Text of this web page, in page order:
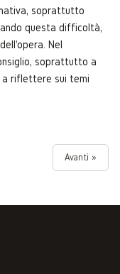
soprattutto
questa difficoltà,
Nel
soprattutto a
a riflettere sui temi
Avanti »